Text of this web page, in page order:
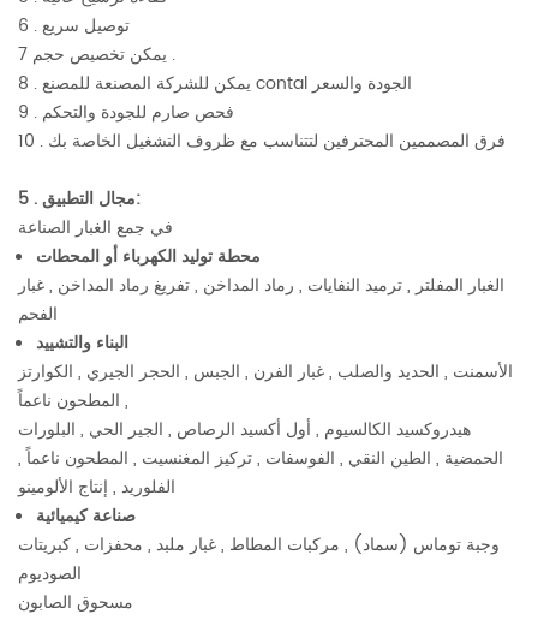
6 . توصيل سريع
يمكن تخصيص حجم 7 .
8 . يمكن للشركة المصنعة للمصنع contal الجودة والسعر
9 . فحص صارم للجودة والتحكم
10 . فرق المصممين المحترفين لتتناسب مع ظروف التشغيل الخاصة بك
5 . مجال التطبيق:
في جمع الغبار الصناعة
محطة توليد الكهرباء أو المحطات
الغبار المفلتر , ترميد النفايات , رماد المداخن , تفريغ رماد المداخن , غبار
الفحم
البناء والتشييد
الأسمنت , الحديد والصلب , غبار الفرن , الجبس , الحجر الجيري , الكوارتز
المطحون ناعماً ,
هيدروكسيد الكالسيوم , أول أكسيد الرصاص , الجير الحي , البلورات
الحمضية , الطين النقي , الفوسفات , تركيز المغنسيت , المطحون ناعماً ,
الفلوريد , إنتاج الألومينو
صناعة كيميائية
وجبة توماس (سماد) , مركبات المطاط , غبار ملبد , محفزات , كبريتات
الصوديوم
مسحوق الصابون